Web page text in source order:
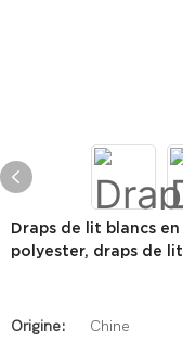
Draps de lit blancs
polyester, draps de
Origine: Chine